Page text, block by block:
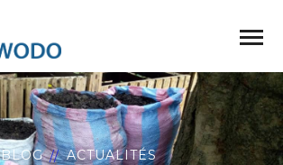
BLOG
ACTUALITÉS